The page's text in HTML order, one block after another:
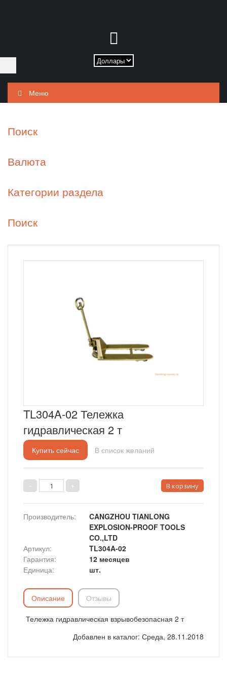
Меню
Поиск
Валюта
Категории раздела
Поиск
TL304A-02 Тележка
гидравлическая 2 т
Купить сейчас В список желаний
Производитель:
CANGZHOU TIANLONG
EXPLOSION-PROOF TOOLS
CO.,LTD
Артикул:
TL304A-02
Гарантия:
12 месяцев
Единица: шт.
Описание Отзывы
Тележка гидравлическая взрывобезопасная 2 т
Добавлен в каталог: Среда, 28.11.2018